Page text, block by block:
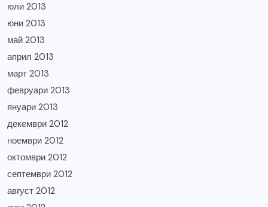
юли 2013
юни 2013
май 2013
април 2013
март 2013
февруари 2013
януари 2013
декември 2012
ноември 2012
октомври 2012
септември 2012
август 2012